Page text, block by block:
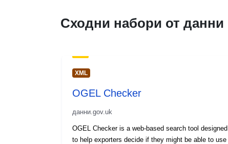
Сходни набори от данни
XML
OGEL Checker
данни.gov.uk
OGEL Checker is a web-based search tool designed
to help exporters decide if they might be able to use